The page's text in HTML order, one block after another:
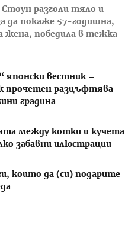
разголи тяло и
да покаже 57-годишна,
жена, победила в тежка
японски вестник –
прочетен разцъфтява
градина
между котки и кучета
забавни илюстрации
които да (си) подарите